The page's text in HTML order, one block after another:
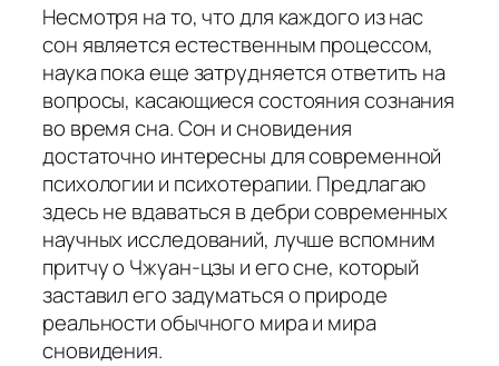
Несмотря на то, что для каждого из нас
сон является естественным процессом,
наука пока еще затрудняется ответить на
вопросы, касающиеся состояния сознания
во время сна. Сон и сновидения
достаточно интересны для современной
психологии и психотерапии. Предлагаю
здесь не вдаваться в дебри современных
научных исследований, лучше вспомним
притчу о Чжуан-цзы и его сне, который
заставил его задуматься о природе
реальности обычного мира и мира
сновидения.